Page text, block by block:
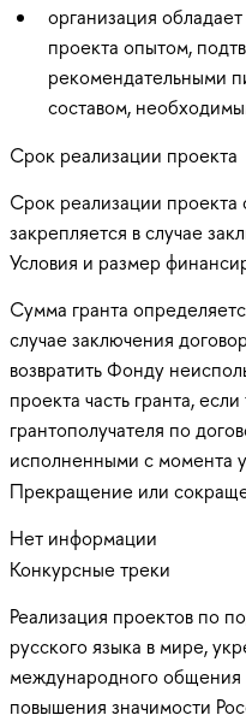
организация
проекта опытом,
рекомендательными
составом,
Срок реализации проекта
Срок реализации проекта
закрепляется в случае
Условия и размер
Сумма гранта
случае заключения
возвратить Фонду
проекта часть гранта,
грантополучателя по
исполненными с момента
Прекращение или
Нет информации
Конкурсные треки
Реализация проектов по
русского языка в мире,
международного общения
повышения значимости